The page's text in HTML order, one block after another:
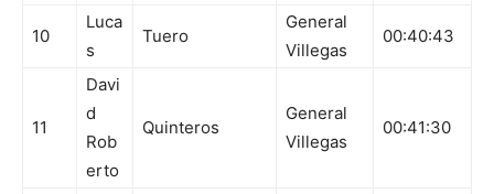
10
Luca
s
Tuero
General
Villegas
00:40:43
11
Davi
d
Rob
erto
Quinteros
General
Villegas
00:41:30